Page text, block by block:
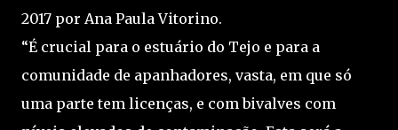
2017 por Ana Paula Vitorino.
“É crucial para o estuário do Tejo e para a
comunidade de apanhadores, vasta, em que só
uma parte tem licenças, e com bivalves com